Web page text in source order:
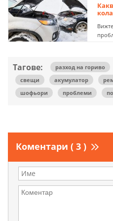
Тагове: разход на гориво
свещи
акумулатор
шофьори
проблеми
Коментари ( 3 )